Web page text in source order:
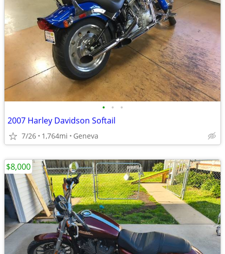
• • •
2007 Harley Davidson Softail
7/26 1,764mi Geneva
$8,000